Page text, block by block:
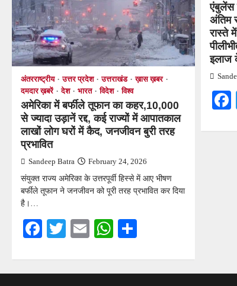
अंतरराष्ट्रीय उत्तर प्रदेश उत्तराखंड
ख़ास ख़बर
दमदार ख़बरें
देश भारत विदेश विश्व
अमेरिका में बर्फीले तूफान का कहर,10,000
से ज्यादा उड़ानें रद्द, कई राज्यों में आपातकाल
लाखों लोग घरों में कैद, जनजीवन बुरी तरह
प्रभावित
Sandeep Batra February 24, 2026
संयुक्त राज्य अमेरिका के उत्तरपूर्वी हिस्से में आए भीषण
बर्फीले तूफान ने जनजीवन को पूरी तरह प्रभावित कर दिया
है।…
Facebook
Twitter
EmailWhatsApp
एंबुलेंस
अंतिम
रास्ते
इलाज